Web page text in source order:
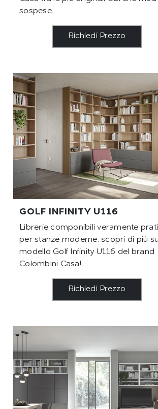
sospese.
Richiedi Prezzo
GOLF INFINITY U116
Librerie componibili veramente
per stanze moderne: scopri di più sul
modello Golf Infinity U116 del brand
Colombini Casa!
Richiedi Prezzo